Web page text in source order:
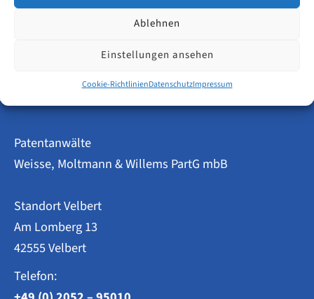
Ablehnen
Einstellungen ansehen
Cookie-RichtlinienDatenschutzImpressum
Doppelschutz
Patentanwälte
Weisse, Moltmann & Willems PartG mbB
Standort Velbert
Am Lomberg 13
42555 Velbert
Telefon: